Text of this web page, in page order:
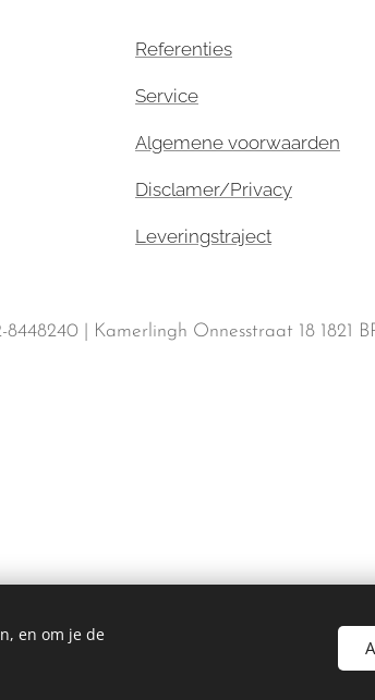
Referenties
Service
Algemene voorwaarden
Disclamer/Privacy
Leveringstraject
8448240 | Kamerlingh Onnesstraat 18 1821
KassaCompany 2025
| BTW nr.: NL002120692B50 | Kvk-nr.: 71971750
en om je de